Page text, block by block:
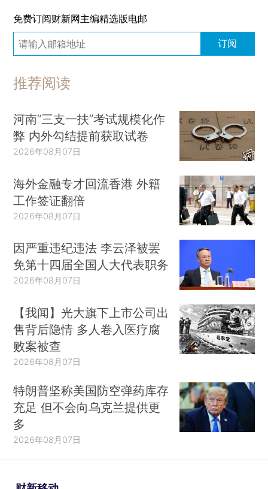
免费订阅财新网主编精选版电邮
订阅
推荐阅读
河南“三支一扶”考试规模化作
弊 内外勾结提前获取试卷
2026年08月07日
海外金融专才回流香港 外籍
工作签证翻倍
2026年08月07日
因严重违纪违法 李云泽被罢
免第十四届全国人大代表职务
2026年08月07日
【我闻】光大旗下上市公司出
售背后隐情 多人卷入医疗腐
败案被查
2026年08月07日
特朗普坚称美国防空弹药库存
充足 但不会向乌克兰提供更
多
2026年08月07日